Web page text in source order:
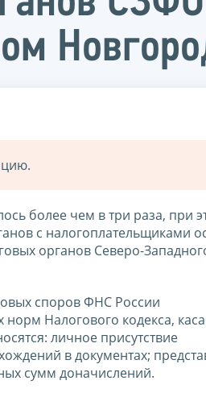
более чем в три раза, при
c налогоплательщиками
органов Северо-
споров ФНС России
Налогового кодекса,
личное присутствие
в документах;
сумм доначислений.